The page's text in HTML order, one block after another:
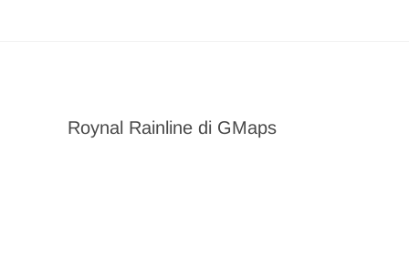
Roynal Rainline di GMaps